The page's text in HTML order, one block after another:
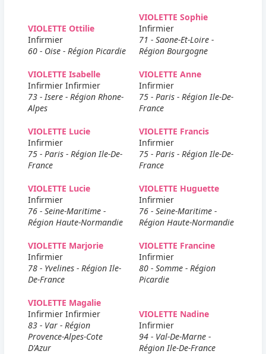
VIOLETTE Ottilie
Infirmier
60 - Oise - Région Picardie
VIOLETTE Sophie
Infirmier
71 - Saone-Et-Loire -
Région Bourgogne
VIOLETTE Isabelle
Infirmier Infirmier
73 - Isere - Région Rhone-
Alpes
VIOLETTE Anne
Infirmier
75 - Paris - Région Ile-De-
France
VIOLETTE Lucie
Infirmier
75 - Paris - Région Ile-De-
France
VIOLETTE Francis
Infirmier
75 - Paris - Région Ile-De-
France
VIOLETTE Lucie
Infirmier
76 - Seine-Maritime -
Région Haute-Normandie
VIOLETTE Huguette
Infirmier
76 - Seine-Maritime -
Région Haute-Normandie
VIOLETTE Marjorie
Infirmier
78 - Yvelines - Région Ile-
De-France
VIOLETTE Francine
Infirmier
80 - Somme - Région
Picardie
VIOLETTE Magalie
Infirmier Infirmier
83 - Var - Région
Provence-Alpes-Cote
D'Azur
VIOLETTE Nadine
Infirmier
94 - Val-De-Marne -
Région Ile-De-France